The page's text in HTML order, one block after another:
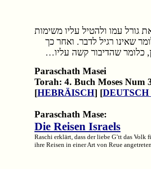
גורל עמו ולהטיל עליו משימות
שאינו רגיל לדבר. ואחר כך
כלומר שהדיבור קשה עליו…
Paraschath Masei
Torah: 4. Buch Moses Num
[HEBRÄISCH] [
Paraschath Mase:
Die Reisen Israels
Raschi erklärt, dass der liebe G’tt das
ihre Reisen in einer Art von Reue